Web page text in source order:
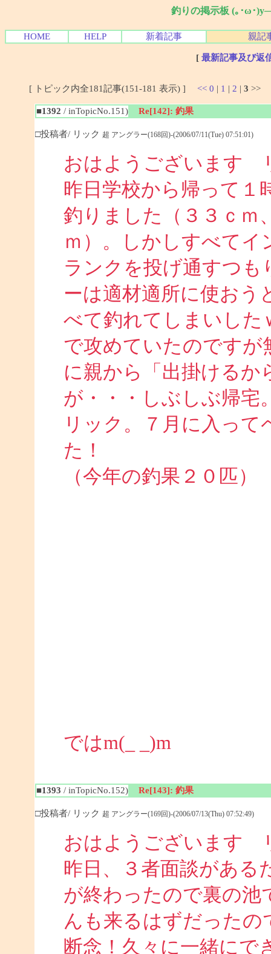
釣りの掲示板 (｡･ω･
HOME HELP 新着記事 親記
[ 最新記事及び返
[ トピック内全181記事(151-181 表示) ] << 0 | 1 | 2 | 3 >>
■1392 / inTopicNo.151) Re[142]: 釣果
□投稿者/ リック 超 アングラー(168回)-(2006/07/11(Tue) 07:51:01)
おはようございます
昨日学校から帰って１
釣りました（３３ｃｍ
ｍ）。しかしすべて
ランクを投げ通すつ
ーは適材適所に使おう
べて釣れてしまいした
で攻めていたのですが
に親から「出掛けるか
が・・・しぶしぶ帰宅
リック。７月に入っ
た！
（今年の釣果２０匹）
ではm(_ _)m
■1393 / inTopicNo.152) Re[143]: 釣果
□投稿者/ リック 超 アングラー(169回)-(2006/07/13(Thu) 07:52:49)
おはようございます
昨日、３者面談がある
が終わったので裏の池
んも来るはずだったの
断念！久々に一緒にで